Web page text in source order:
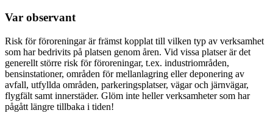
Var observant
Risk för föroreningar är främst kopplat till vilken typ av verksamhet
som har bedrivits på platsen genom åren. Vid vissa platser är det
generellt större risk för föroreningar, t.ex. industriområden,
bensinstationer, områden för mellanlagring eller deponering av
avfall, utfyllda områden, parkeringsplatser, vägar och järnvägar,
flygfält samt innerstäder. Glöm inte heller verksamheter som har
pågått längre tillbaka i tiden!